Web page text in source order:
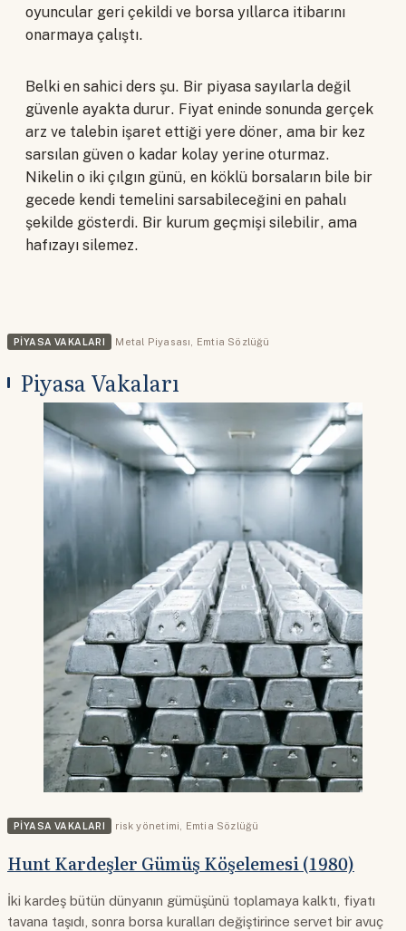
oyuncular geri çekildi ve borsa yıllarca itibarını
onarmaya çalıştı.
Belki en sahici ders şu. Bir piyasa sayılarla değil
güvenle ayakta durur. Fiyat eninde sonunda gerçek
arz ve talebin işaret ettiği yere döner, ama bir kez
sarsılan güven o kadar kolay yerine oturmaz.
Nikelin o iki çılgın günü, en köklü borsaların bile bir
gecede kendi temelini sarsabileceğini en pahalı
şekilde gösterdi. Bir kurum geçmişi silebilir, ama
hafızayı silemez.
PIYASA VAKALARI Metal Piyasası, Emtia Sözlüğü
Piyasa Vakaları
PIYASA VAKALARI risk yönetimi, Emtia Sözlüğü
Hunt Kardeşler Gümüş Köşelemesi (1980)
İki kardeş bütün dünyanın gümüşünü toplamaya kalktı, fiyatı
tavana taşıdı, sonra borsa kuralları değiştirince servet bir avuç